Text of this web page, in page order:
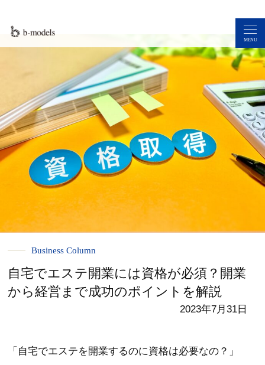
MENU
Business Column
自宅でエステ開業には資格が必須？開業
から経営まで成功のポイントを解説
2023年7月31日
「自宅でエステを開業するのに資格は必要なの？」